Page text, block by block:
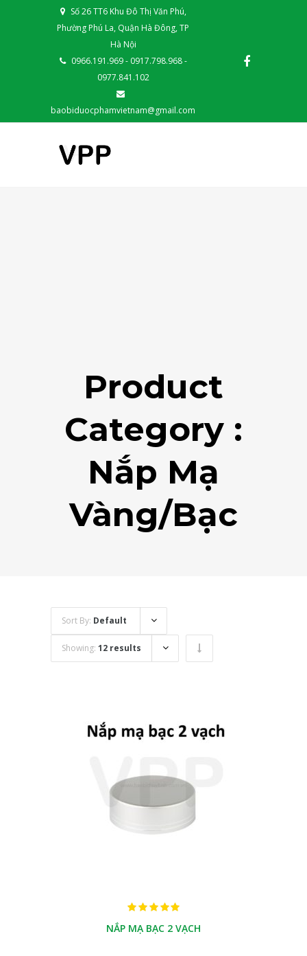
Số 26 TT6 Khu Đô Thị Văn Phú,
Phường Phú La, Quận Hà Đông, TP
Hà Nội
0966.191.969 - 0917.798.968 -
0977.841.102
baobiduocphamvietnam@gmail.com
Product
Category :
Nắp Mạ
Vàng/bạc
Sort By: Default
Showing: 12 results
NẮP MẠ BẠC 2 VẠCH